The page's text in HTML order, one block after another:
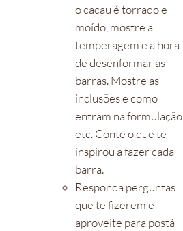
o cacau é torrado e
moído, mostre a
temperagem e a hora
de desenformar as
barras. Mostre as
inclusões e como
entram na formulação,
etc. Conte o que te
inspirou a fazer cada
barra.
Responda perguntas
que te fizerem e
aproveite para postá-